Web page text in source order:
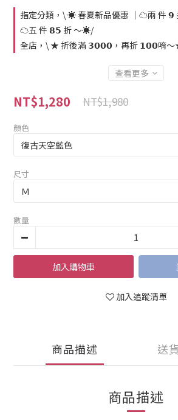
指定分類，\ ☀️ 春夏新品優惠 ｜☁️兩 件 𝟵
☁️五 件 𝟴𝟱 折 ～☀️/
全店，\ ★ 折後滿 𝟯𝟬𝟬𝟬，再折 𝟭𝟬𝟬唷
查看更多
NT$1,280 NT$1,980
顏色
尺寸
數量
加入購物車
加入追蹤清單
商品描述 送
商品描述